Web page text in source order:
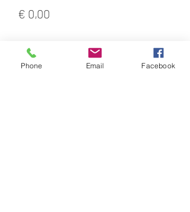
€ 0,00
Aantal
Phone Email Facebook